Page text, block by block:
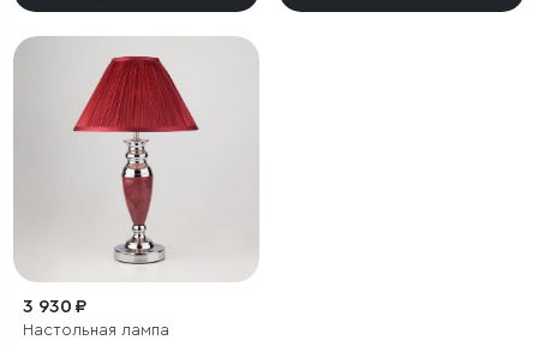
3 930 ₽
Настольная лампа